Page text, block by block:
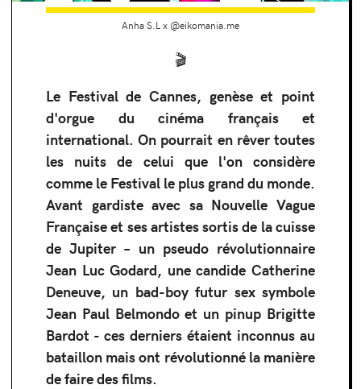
Anha S.L x @eikomania.me
🎬
Le Festival de Cannes, genèse et point
d'orgue du cinéma français et
international. On pourrait en rêver toutes
les nuits de celui que l'on considère
comme le Festival le plus grand du monde.
Avant gardiste avec sa Nouvelle Vague
Française et ses artistes sortis de la cuisse
de Jupiter – un pseudo révolutionnaire
Jean Luc Godard, une candide Catherine
Deneuve, un bad-boy futur sex symbole
Jean Paul Belmondo et un pinup Brigitte
Bardot - ces derniers étaient inconnus au
bataillon mais ont révolutionné la manière
de faire des films.